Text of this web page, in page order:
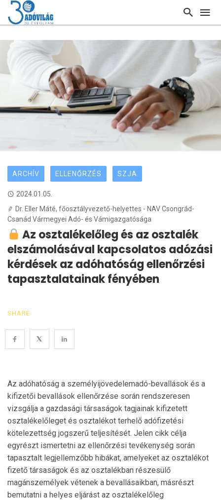
ARCHÍV ELLENŐRZÉS SZJA
2024.01.05.
Dr. Eller Máté, főosztályvezető-helyettes - NAV Csongrád-
Csanád Vármegyei Adó- és Vámigazgatósága
Az osztalékelőleg és az osztalék
elszámolásával kapcsolatos adózási
kérdések az adóhatóság ellenőrzési
tapasztalatainak fényében
SHARE
Az adóhatóság a személyijövedelemadó-bevallások és a
kifizetői bevallások ellenőrzése során rendszeresen
vizsgálja a gazdasági társaságok tagjainak kifizetett
osztalékelőleget és osztalékot terhelő adófizetési
kötelezettség jogszerű teljesítését. Jelen cikk célja
egyrészt ismertetni az ellenőrzési tevékenység során
tapasztalt legjellemzőbb hibákat, amelyeket az osztalékot
fizető társaságok és az osztalékban részesülő
magánszemélyek vétenek a bevallásaikban, másrészt
bemutatni a helyes eljárást az osztalékelőleg